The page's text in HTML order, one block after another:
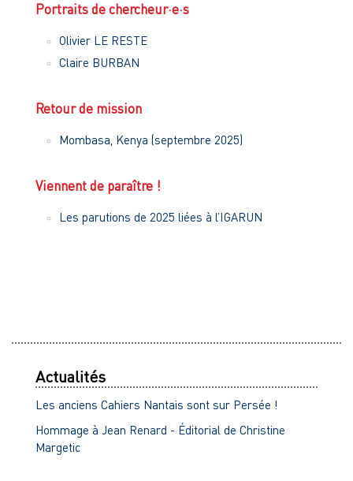
Portraits de chercheur·e·s
Olivier LE RESTE
Claire BURBAN
Retour de mission
Mombasa, Kenya (septembre 2025)
Viennent de paraître !
Les parutions de 2025 liées à l’IGARUN
Actualités
Les anciens Cahiers Nantais sont sur Persée !
Hommage à Jean Renard - Éditorial de Christine
Margetic